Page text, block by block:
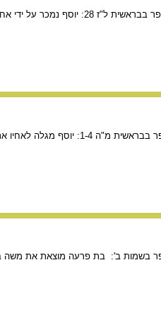
הסוחרים היורדת למצרים.
את זהותו האמיתית.
בשמות ב': בת פרעה מוצאת את משה